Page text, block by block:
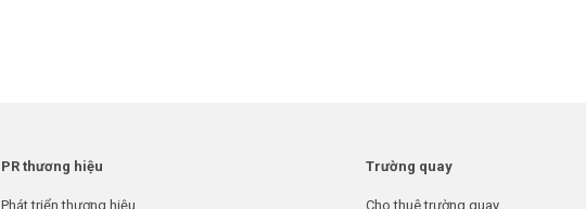
PR thương hiệu
Phát triển thương hiệu
Trường quay
Cho thuê trường quay